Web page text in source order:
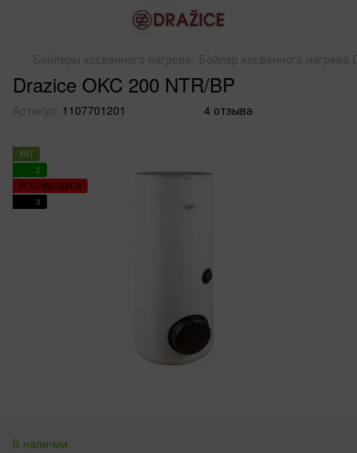
Бойлеры косвенного нагрева Бойлер косвенного нагрева
Drazice OKC 200 NTR/BP
Артикул: 1107701201 4 отзыва
ХИТ
2
РЕКОМЕНДУЕМ
3
В наличии